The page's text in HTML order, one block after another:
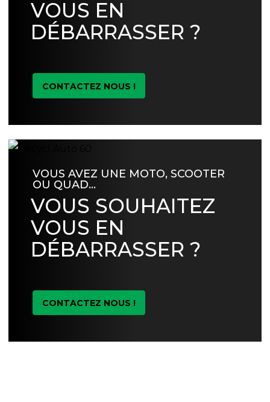
VOUS EN
DÉBARRASSER ?
CONTACTEZ NOUS !
VOUS AVEZ UNE MOTO, SCOOTER
OU QUAD…
VOUS SOUHAITEZ
VOUS EN
DÉBARRASSER ?
CONTACTEZ NOUS !